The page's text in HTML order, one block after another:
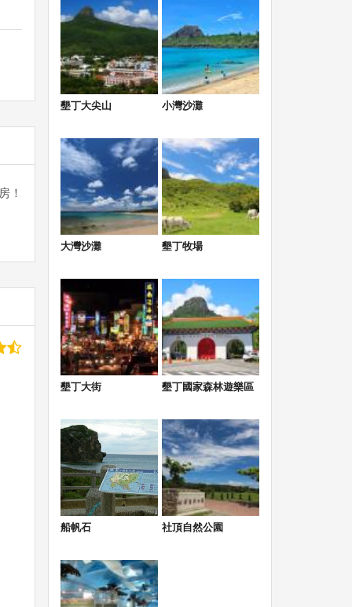
！
墾丁大尖山 小灣沙灘
大灣沙灘 墾丁牧場
墾丁大街 墾丁國家森林遊樂區
船帆石 社頂自然公園